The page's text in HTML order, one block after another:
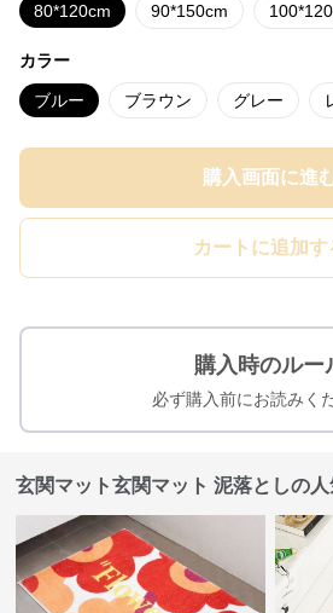
80*120cm 90*150cm
カラー
ブルー ブラウン グレー
購入画面に進
カートに追加す
購入時のルー
必ず購入前にお読みく
玄関マット玄関マット 泥落としの